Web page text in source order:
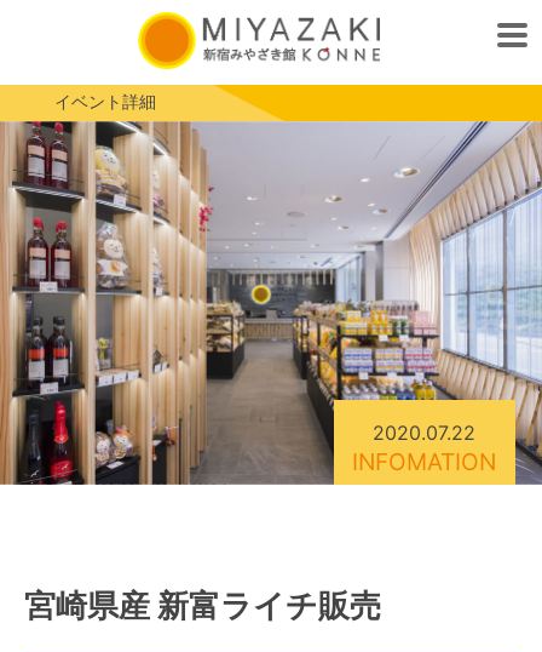
イベント詳細
2020.07.22
INFOMATION
宮崎県産 新富ライチ販売